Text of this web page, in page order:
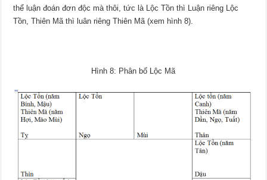
thể luận đoán đơn độc mà thôi, tức là Lộc Tồn thì Luận riêng Lộc
Tồn, Thiên Mã thì luân riêng Thiên Mã (xem hình 8).
Hình 8: Phân bố Lộc Mã